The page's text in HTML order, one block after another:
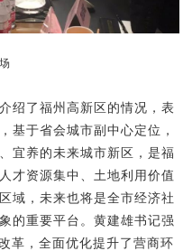
介绍 了福州高新区的情况 ，表
基于省会城市副中心定位，
宜养的未来城市新区，是福
才资源集中、土地利用价值
域，未来也将是全市经济社
的重要平台。黄建雄书记强
革，全面优化提升了营商环